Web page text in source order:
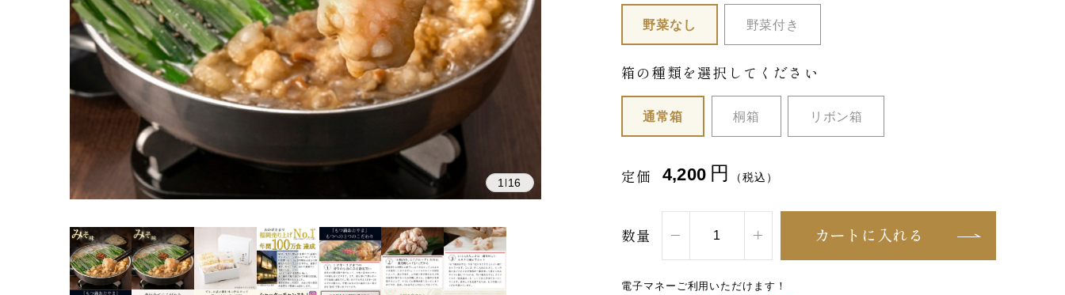
1 16
野菜なし 野菜付き
箱の種類を選択してください
通常箱 桐箱 リボン箱
定価 4,200 円 （税込）
数量 カートに入れる
電子マネーご利用いただけます！